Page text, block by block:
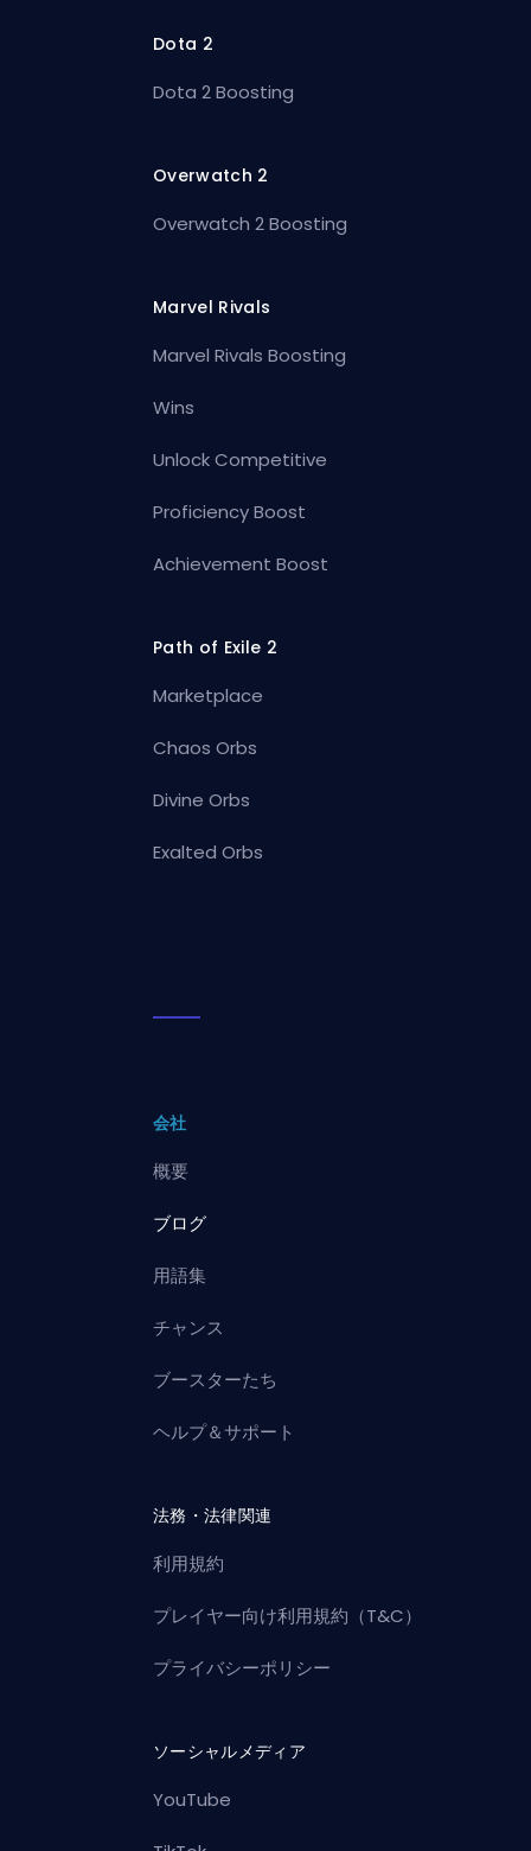
Dota 2
Dota 2 Boosting
Overwatch 2
Overwatch 2 Boosting
Marvel Rivals
Marvel Rivals Boosting
Wins
Unlock Competitive
Proficiency Boost
Achievement Boost
Path of Exile 2
Marketplace
Chaos Orbs
Divine Orbs
Exalted Orbs
会社
概要
ブログ
用語集
チャンス
ブースターたち
ヘルプ＆サポート
法務・法律関連
利用規約
プレイヤー向け利用規約（T&C）
プライバシーポリシー
ソーシャルメディア
YouTube